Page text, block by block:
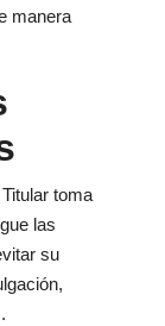
manera
toma
las
su